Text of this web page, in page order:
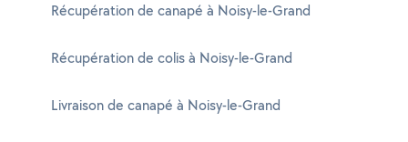
Récupération de canapé à Noisy-le-Grand
Récupération de colis à Noisy-le-Grand
Livraison de canapé à Noisy-le-Grand